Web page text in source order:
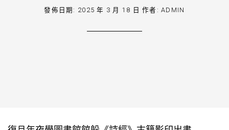
發佈日期: 2025 年 3 月 18 日 作者:ADMIN